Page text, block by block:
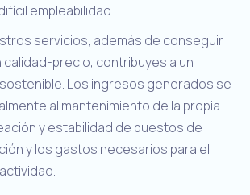
empleabilidad.
servicios, además de conseguir
calidad-precio, contribuyes a un
Los ingresos generados se
al mantenimiento de la propia
y estabilidad de puestos de
y los gastos necesarios para el